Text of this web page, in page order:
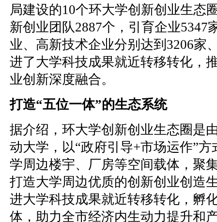
局建设的10个环大学创新创业生态
新创业团队2887个，引育企业5347
业、高新技术企业分别达到3206家
进了大学科技成果就近转移转化，
业创新深度融合。
打造“五位一体”的生态系统
据介绍，环大学创新创业生态圈是
动大学，以“政府引导+市场运作”
学周边楼宇、厂房等空间载体，聚
打造大学周边优质的创新创业创造
进大学科技成果就近转移转化，孵
体，助力全市经济内生动力提升和